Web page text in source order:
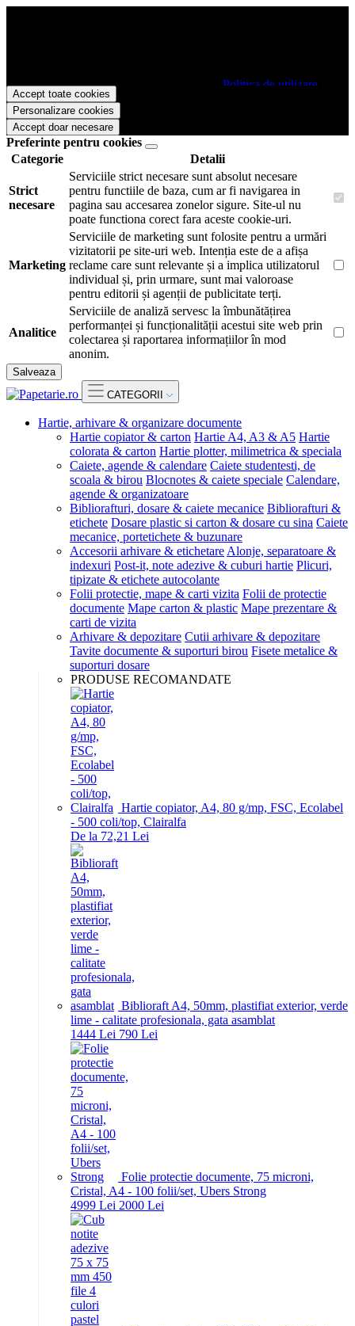
Papetarie.ro este necesar sa fiti de acord cu Politica de utilizare
cookie-uri.
Accept toate cookies
Personalizare cookies
Accept doar necesare
Preferinte pentru cookies
Categorie
Detalii
Strict
necesare
Serviciile strict necesare sunt absolut necesare
pentru functiile de baza, cum ar fi navigarea in
pagina sau accesarea zonelor sigure. Site-ul nu
poate functiona corect fara aceste cookie-uri.
Marketing
Serviciile de marketing sunt folosite pentru a urmări
vizitatorii pe site-uri web. Intenția este de a afișa
reclame care sunt relevante și a implica utilizatorul
individual și, prin urmare, sunt mai valoroase
pentru editorii și agenții de publicitate terți.
Analitice
Serviciile de analiză servesc la îmbunătățirea
performanței și funcționalității acestui site web prin
colectarea și raportarea informațiilor în mod
anonim.
Salveaza
CATEGORII
Hartie, arhivare & organizare documente
Hartie copiator & carton Hartie A4, A3 & A5 Hartie
colorata & carton Hartie plotter, milimetrica & speciala
Caiete, agende & calendare Caiete studentesti, de
scoala & birou Blocnotes & caiete speciale Calendare,
agende & organizatoare
Bibliorafturi, dosare & caiete mecanice Bibliorafturi &
etichete Dosare plastic si carton & dosare cu sina Caiete
mecanice, portetichete & buzunare
Accesorii arhivare & etichetare Alonje, separatoare &
indexuri Post-it, note adezive & cuburi hartie Plicuri,
tipizate & etichete autocolante
Folii protectie, mape & carti vizita Folii de protectie
documente Mape carton & plastic Mape prezentare &
carti de vizita
Arhivare & depozitare Cutii arhivare & depozitare
Tavite documente & suporturi birou Fisete metalice &
suporturi dosare
PRODUSE RECOMANDATE
Hartie copiator, A4, 80 g/mp, FSC, Ecolabel
- 500 coli/top, Clairalfa
De la 72,21 Lei
Biblioraft A4, 50mm, plastifiat exterior, verde
lime - calitate profesionala, gata asamblat
1444 Lei 790 Lei
Folie protectie documente, 75 microni,
Cristal, A4 - 100 folii/set, Ubers Strong
4999 Lei 2000 Lei